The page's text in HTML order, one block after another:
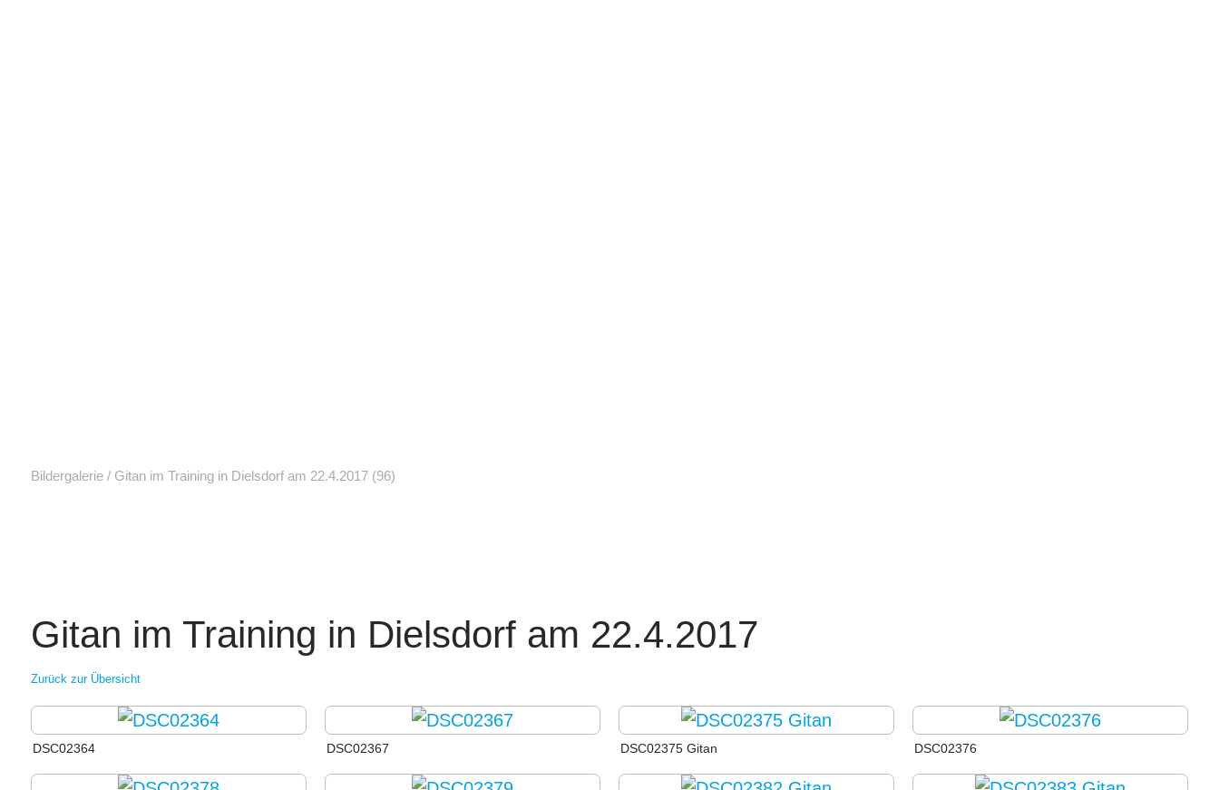
Bildergalerie/ Gitan im Training in Dielsdorf am 22.4.2017(96)
Gitan im Training in Dielsdorf am 22.4.2017
Zurück zur Übersicht
DSC02364 DSC02367 DSC02375 Gitan DSC02376